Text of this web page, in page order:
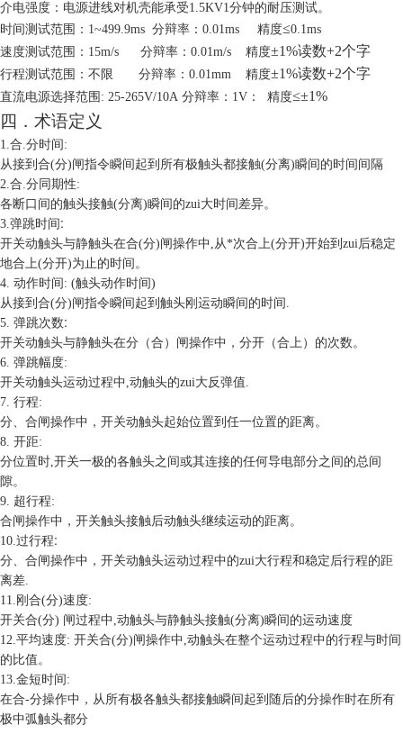
介电强度：电源进线对机壳能承受1.5KV1分钟的耐压测试。
时间测试范围： 1~499.9ms 分辩率： 0.01ms 精度≤0.1ms
速度测试范围： 15m/s 分辩率： 0.01m/s 精度±1%读数+2个字
行程测试范围： 不限 分辩率： 0.01mm 精度±1%读数+2个字
直流电源选择范围 : 25-265V/10A 分辩率 ： 1V ： 精度≤±1%
四．术语定义
1.合.分时间 :
从接到合(分)闸指令瞬间起到所有极触头都接触(分离)瞬间的时间间隔
2.合.分同期性:
各断口间的触头接触(分离)瞬间的zui大时间差异。
3.弹跳时间 :
开关动触头与静触头在合(分)闸操作中 ,从*次合上(分开)开始到zui后稳定
地合上(分开)为止的时间。
4. 动作时间 : (触头动作时间)
从接到合(分)闸指令瞬间起到触头刚运动瞬间的时间 .
5. 弹跳次数:
开关动触头与静触头在分（合）闸操作中，分开（合上）的次数。
6. 弹跳幅度:
开关动触头运动过程中 ,动触头的zui大反弹值.
7. 行程:
分、合闸操作中，开关动触头起始位置到任一位置的距离。
8. 开距:
分位置时,开关一极的各触头之间或其连接的任何导电部分之间的总间
隙。
9. 超行程:
合闸操作中，开关触头接触后动触头继续运动的距离。
10.过行程:
分、合闸操作中，开关动触头运动过程中的zui大行程和稳定后行程的距
离差.
11. 刚合(分)速度:
开关合(分) 闸过程中 ,动触头与静触头接触(分离)瞬间的运动速度
12.平均速度: 开关合(分)闸操作中 ,动触头在整个运动过程中的行程与时间
的比值。
13.金短时间 :
在合-分操作中，从所有极各触头都接触瞬间起到随后的分操作时在所有
极中弧触头都分